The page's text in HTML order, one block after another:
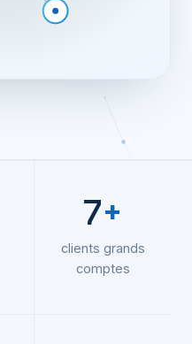
7+
clients grands
comptes